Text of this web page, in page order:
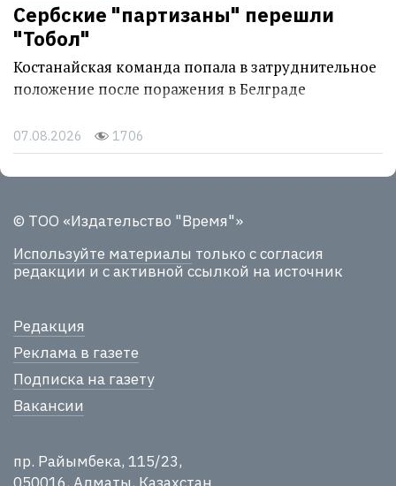
Сербские "партизаны" перешли
"Тобол"
Костанайская команда попала в затруднительное
положение после поражения в Белграде
07.08.2026 1706
© ТОО «Издательство "Время"»
Используйте материалы только с согласия
редакции и с активной ссылкой на источник
Редакция
Реклама в газете
Подписка на газету
Вакансии
пр. Райымбека, 115/23,